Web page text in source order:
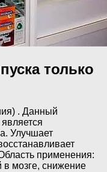
только
. Данный
Улучшает
применения:
мозге, снижение